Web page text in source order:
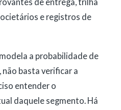
e registros de
a probabilidade de
não basta verificar a
entender o
daquele segmento. Há